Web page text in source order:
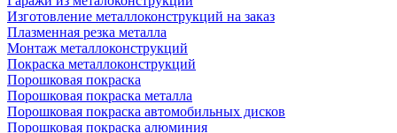
Изготовление металлоконструкций на заказ
Плазменная резка металла
Монтаж металлоконструкций
Покраска металлоконструкций
Порошковая покраска
Порошковая покраска металла
Порошковая покраска автомобильных дисков
Порошковая покраска алюминия